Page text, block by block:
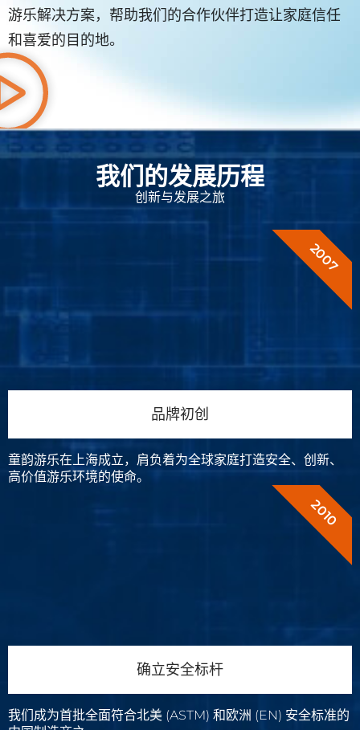
游乐解决方案，帮助我们的合作伙伴打造让家庭信任
和喜爱的目的地。
我们的发展历程
创新与发展之旅
品牌初创
童韵游乐在上海成立，肩负着为全球家庭打造安全、创新、
高价值游乐环境的使命。
2007
确立安全标杆
我们成为首批全面符合北美 (ASTM) 和欧洲 (EN) 安全标准的
2010